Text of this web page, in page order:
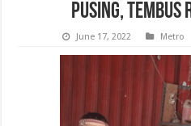
Pusing,
June 17, 2022 Metro